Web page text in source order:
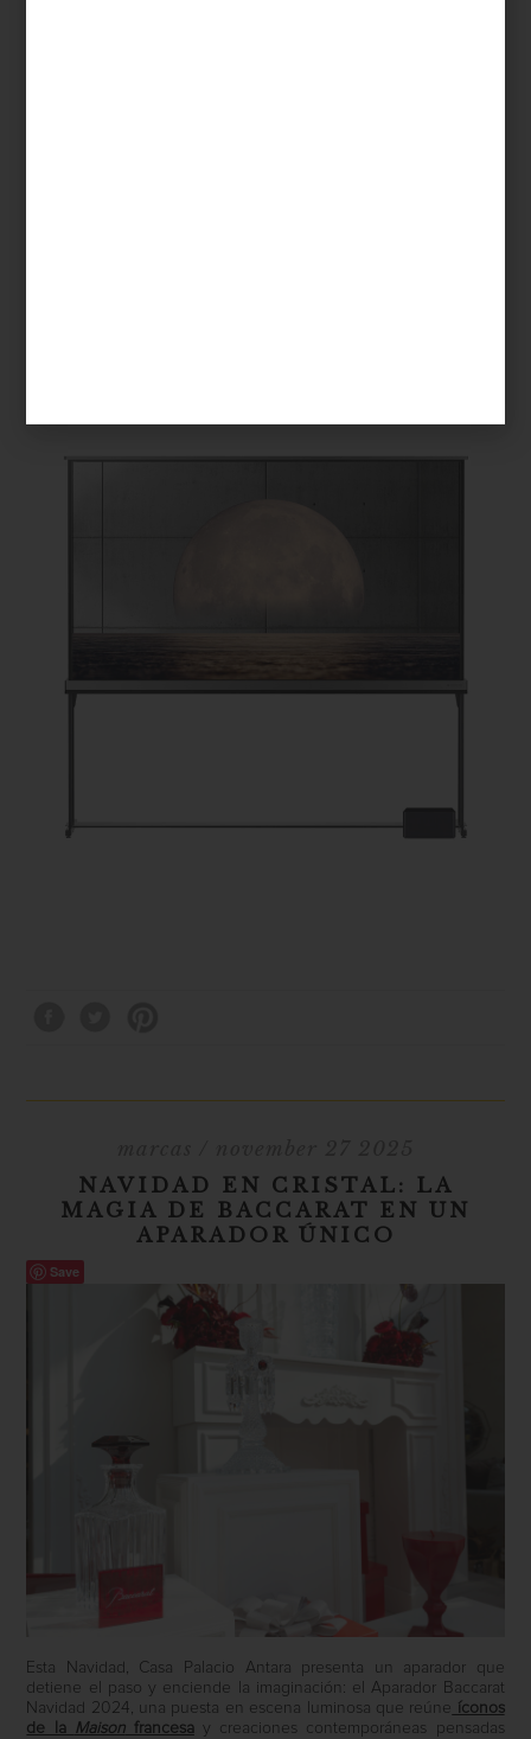
NAVIDAD EN CRISTAL: LA
MAGIA DE BACCARAT EN UN
APARADOR ÚNICO
Save
Esta Navidad, Casa Palacio Antara presenta un aparador que
detiene el paso y enciende la imaginación: el Aparador Baccarat
Navidad 2024, una puesta en escena luminosa que reúne íconos
de la Maisonfrancesay creaciones contemporáneas pensadas